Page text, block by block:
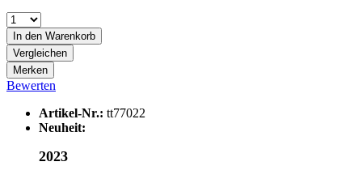
In den Warenkorb
Vergleichen
Merken
Bewerten
Artikel-Nr.: tt77022
Neuheit:
2023